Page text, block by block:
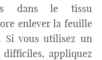
dans le tissu
enlever la feuille
Si vous utilisez un
appliquez